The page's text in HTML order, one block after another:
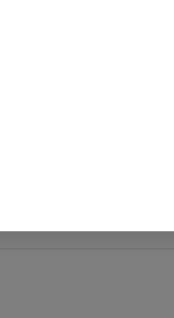
2023